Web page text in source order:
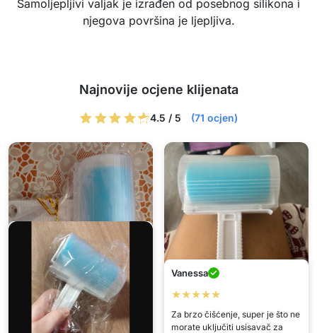
Samoljepljivi valjak je izrađen od posebnog silikona i
njegova površina je ljepljiva.
Najnovije ocjene klijenata
4.5 / 5 (71 ocjen)
Blue
★★★★★
Milica
★★★★★
Vanessa
★★★★★
Za brzo čišćenje, super je što ne
morate uključiti usisavač za